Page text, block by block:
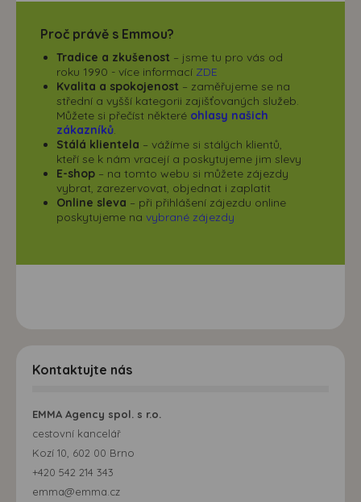
Proč právě s Emmou?
Tradice a zkušenost – jsme tu pro vás od
roku 1990 - více informací ZDE
Kvalita a spokojenost – zaměřujeme se na
střední a vyšší kategorii zajišťovaných služeb.
Můžete si přečíst některé ohlasy našich
zákazníků
Stálá klientela – vážíme si stálých klientů,
kteří se k nám vracejí a poskytujeme jim slevy
E-shop – na tomto webu si můžete zájezdy
vybrat, zarezervovat, objednat i zaplatit
Online sleva – při přihlášení zájezdu online
poskytujeme na vybrané zájezdy
Kontaktujte nás
EMMA Agency spol. s r.o.
cestovní kancelář
Kozí 10, 602 00 Brno
+420 542 214 343
emma@emma.cz